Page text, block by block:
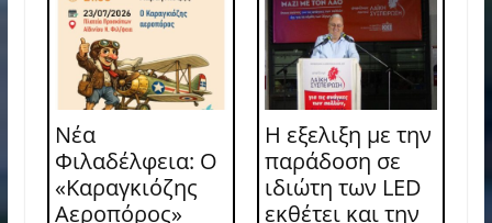
Νέα
Φιλαδέλφεια: Ο
«Καραγκιόζης
Αεροπόρος»
Η εξελιξη με την
παράδοση σε
ιδιώτη των LED
εκθέτει και την